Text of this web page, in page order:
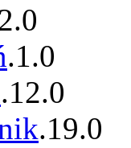
.0
.1.0
.12.0
.19.0